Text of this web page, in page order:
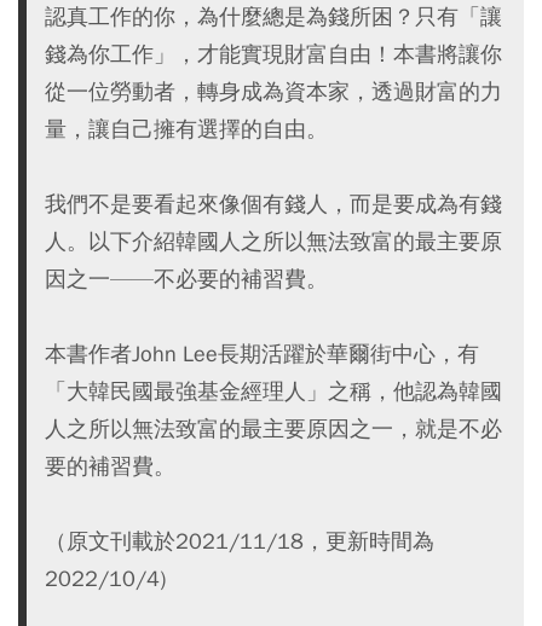
認真工作的你，為什麼總是為錢所困？只有「讓
錢為你工作」，才能實現財富自由！本書將讓你
從一位勞動者，轉身成為資本家，透過財富的力
量，讓自己擁有選擇的自由。
我們不是要看起來像個有錢人，而是要成為有錢
人。以下介紹韓國人之所以無法致富的最主要原
因之一——不必要的補習費。
本書作者John Lee長期活躍於華爾街中心，有
「大韓民國最強基金經理人」之稱，他認為韓國
人之所以無法致富的最主要原因之一，就是不必
要的補習費。
（原文刊載於2021/11/18，更新時間為
2022/10/4)